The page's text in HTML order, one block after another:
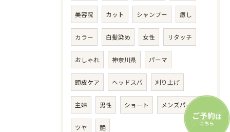
美容院 カット シャンプー 癒し
カラー 白髪染め 女性 リタッチ
おしゃれ 神奈川県 パーマ
頭皮ケア ヘッドスパ 刈り上げ
主婦 男性 ショート メンズパーマ
ツヤ 艶